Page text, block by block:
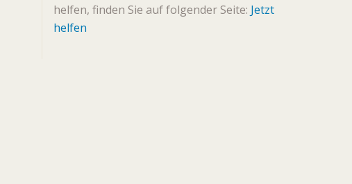
helfen, finden Sie auf folgender Seite: Jetzt
helfen